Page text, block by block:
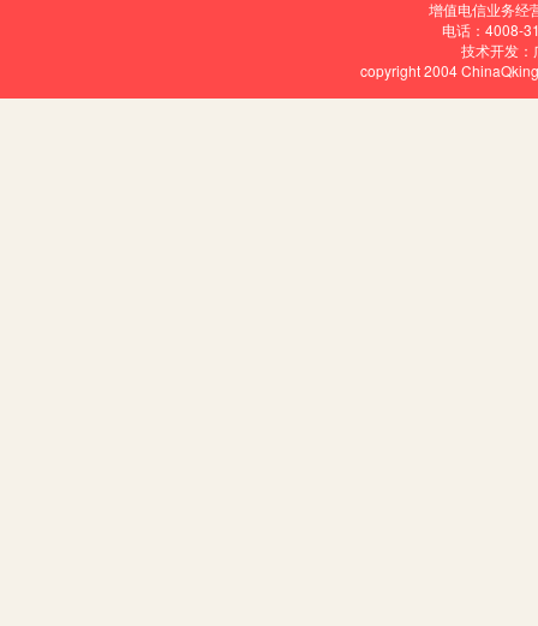
增值电信业务经
电话：4008-
技术开发：
copyright 2004